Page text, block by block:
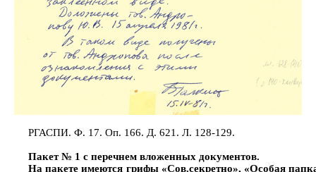
РГАСПИ. Ф. 17. Оп. 166. Д. 621. Л. 128-129.
Пакет № 1 с перечнем вложенных документов.
На пакете имеются грифы «Сов.секретно», «Особая